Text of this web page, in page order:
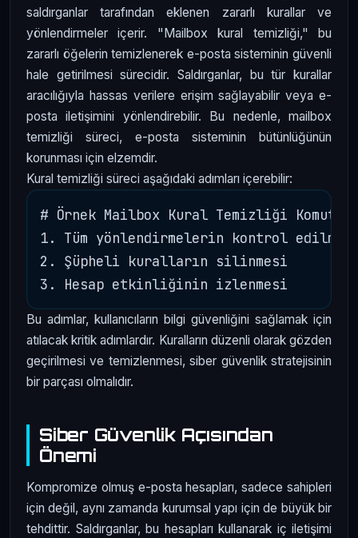
saldırganlar tarafından eklenen zararlı kurallar ve
yönlendirmeler içerir. "Mailbox kural temizliği," bu
zararlı öğelerin temizlenerek e-posta sisteminin güvenli
hale getirilmesi sürecidir. Saldırganlar, bu tür kurallar
aracılığıyla hassas verilere erişim sağlayabilir veya e-
posta iletişimini yönlendirebilir. Bu nedenle, mailbox
temizliği süreci, e-posta sisteminin bütünlüğünün
korunması için elzemdir.
Kural temizliği süreci aşağıdaki adımları içerebilir:
# Örnek Mailbox Kural Temizliği
1. Tüm yönlendirmelerin kontrol
2. Şüpheli kuralların silinmesi
Bu adımlar, kullanıcıların bilgi güvenliğini sağlamak için
atılacak kritik adımlardır. Kuralların düzenli olarak gözden
geçirilmesi ve temizlenmesi, siber güvenlik stratejisinin
bir parçası olmalıdır.
Siber Güvenlik Açısından
Önemi
Kompromize olmuş e-posta hesapları, sadece sahipleri
için değil, aynı zamanda kurumsal yapı için de büyük bir
tehdittir. Saldırganlar, bu hesapları kullanarak iç iletişimi